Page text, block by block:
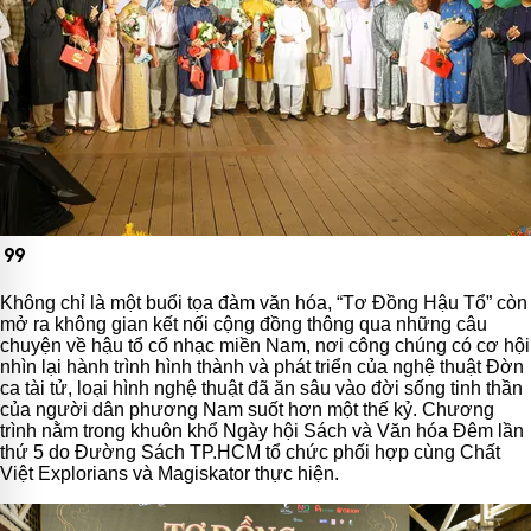
format_quote
Không chỉ là một buổi tọa đàm văn hóa, “Tơ Đồng Hậu Tổ” còn
mở ra không gian kết nối cộng đồng thông qua những câu
chuyện về hậu tổ cổ nhạc miền Nam, nơi công chúng có cơ hội
nhìn lại hành trình hình thành và phát triển của nghệ thuật Đờn
ca tài tử, loại hình nghệ thuật đã ăn sâu vào đời sống tinh thần
của người dân phương Nam suốt hơn một thế kỷ. Chương
trình nằm trong khuôn khổ Ngày hội Sách và Văn hóa Đêm lần
thứ 5 do Đường Sách TP.HCM tổ chức phối hợp cùng Chất
Việt Explorians và Magiskator thực hiện.